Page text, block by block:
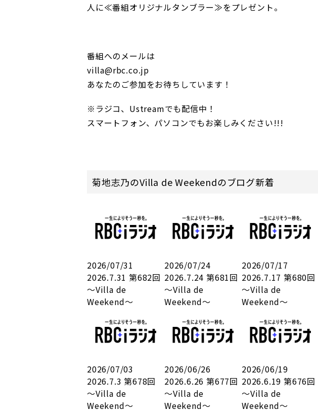
人に≪番組オリジナルタンブラー≫をプレゼント。
番組へのメールは
villa@rbc.co.jp
あなたのご参加をお待ちしています！
※ラジコ、Ustreamでも配信中！
スマートフォン、パソコンでもお楽しみください!!!
菊地志乃のVilla de Weekendのブログ新着
2026/07/31
2026.7.31 第682回
～Villa de
Weekend～
2026/07/24
2026.7.24 第681回
～Villa de
Weekend～
2026/07/17
2026.7.17 第680回
～Villa de
Weekend～
2026/07/03
2026.7.3 第678回
～Villa de
Weekend～
2026/06/26
2026.6.26 第677回
～Villa de
Weekend～
2026/06/19
2026.6.19 第676回
～Villa de
Weekend～